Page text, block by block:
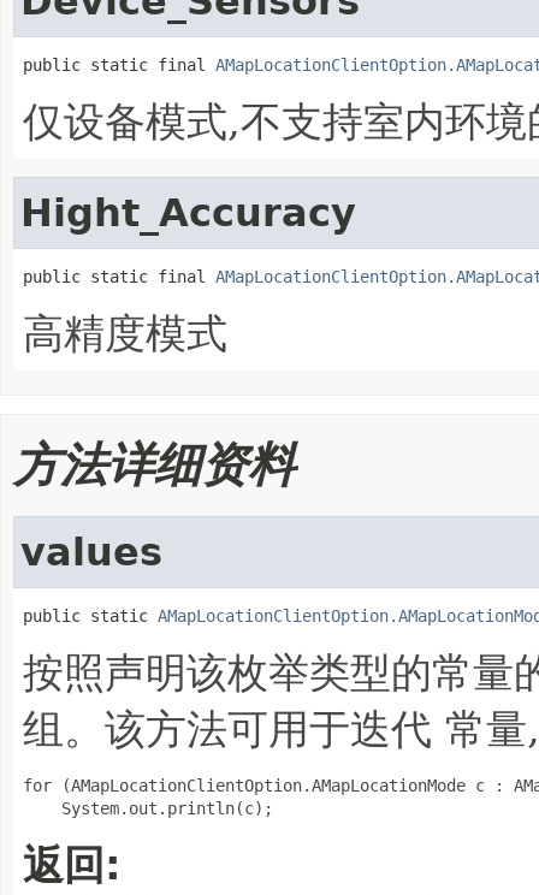
public static final
仅设备模式,不支持室内环境
Hight_Accuracy
public static final
高精度模式
方法详细资料
values
public static
按照声明该枚举类型的常量
组。该方法可用于迭代 常
for (AMapLocationClientOption.AMapLocationMode c :
返回: